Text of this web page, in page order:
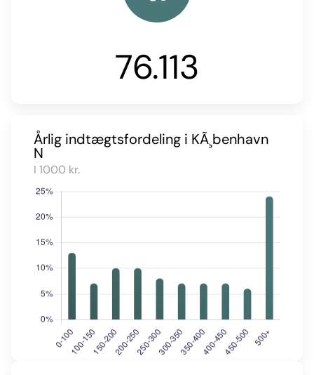
76.113
Årlig indtægtsfordeling i KÃ¸benhavn
N
I 1000 kr.